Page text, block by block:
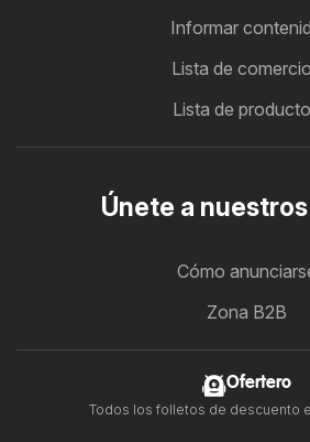
Informar
Lista de
Lista de
Únete a
Cómo
Zona B2B
Ofertero
Todos los folletos de descuento